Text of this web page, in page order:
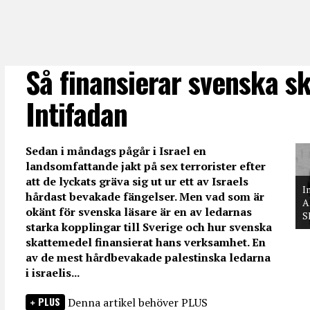
Så finansierar svenska
Intifadan
Sedan i måndags pågår i Israel en
landsomfattande jakt på sex terrorister efter
att de lyckats gräva sig ut ur ett av Israels
hårdast bevakade fängelser. Men vad som är
okänt för svenska läsare är en av ledarnas
starka kopplingar till Sverige och hur svenska
skattemedel finansierat hans verksamhet. En
av de mest hårdbevakade palestinska ledarna
i israelis...
PLUS Denna artikel behöver PLUS